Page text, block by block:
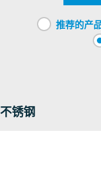
Roxtec International AB
DNV
推荐的产
不锈钢